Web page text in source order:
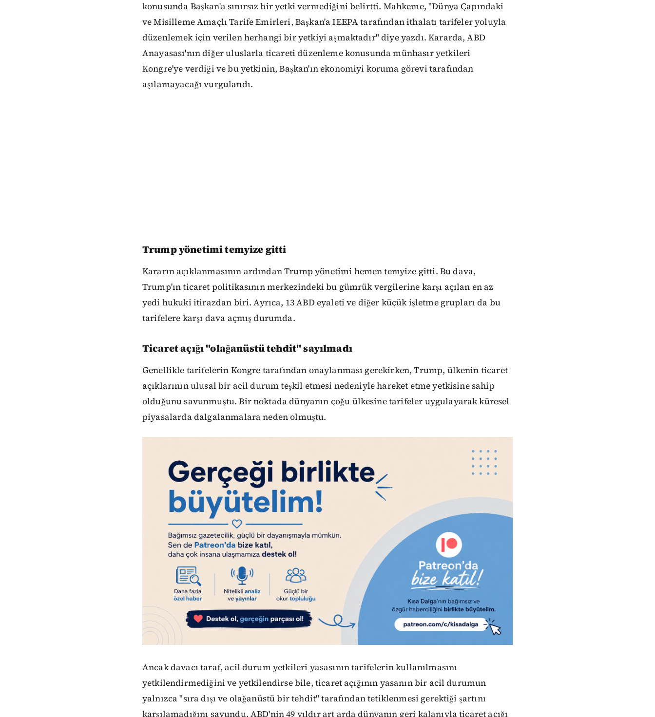
konusunda Başkan'a sınırsız bir yetki vermediğini belirtti. Mahkeme, "Dünya Çapındaki
ve Misilleme Amaçlı Tarife Emirleri, Başkan'a IEEPA tarafından ithalatı tarifeler yoluyla
düzenlemek için verilen herhangi bir yetkiyi aşmaktadır" diye yazdı. Kararda, ABD
Anayasası'nın diğer uluslarla ticareti düzenleme konusunda münhasır yetkileri
Kongre'ye verdiği ve bu yetkinin, Başkan'ın ekonomiyi koruma görevi tarafından
aşılamayacağı vurgulandı.
Trump yönetimi temyize gitti
Kararın açıklanmasının ardından Trump yönetimi hemen temyize gitti. Bu dava,
Trump'ın ticaret politikasının merkezindeki bu gümrük vergilerine karşı açılan en az
yedi hukuki itirazdan biri. Ayrıca, 13 ABD eyaleti ve diğer küçük işletme grupları da bu
tarifelere karşı dava açmış durumda.
Ticaret açığı "olağanüstü tehdit" sayılmadı
Genellikle tarifelerin Kongre tarafından onaylanması gerekirken, Trump, ülkenin ticaret
açıklarının ulusal bir acil durum teşkil etmesi nedeniyle hareket etme yetkisine sahip
olduğunu savunmuştu. Bir noktada dünyanın çoğu ülkesine tarifeler uygulayarak küresel
piyasalarda dalgalanmalara neden olmuştu.
Ancak davacı taraf, acil durum yetkileri yasasının tarifelerin kullanılmasını
yetkilendirmediğini ve yetkilendirse bile, ticaret açığının yasanın bir acil durumun
yalnızca "sıra dışı ve olağanüstü bir tehdit" tarafından tetiklenmesi gerektiği şartını
karşılamadığını savundu. ABD'nin 49 yıldır art arda dünyanın geri kalanıyla ticaret açığı